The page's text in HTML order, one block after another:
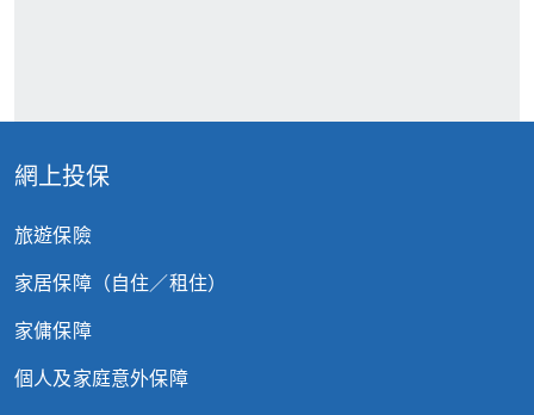
網上投保
旅遊保險
家居保障（自住／租住）
家傭保障
個人及家庭意外保障